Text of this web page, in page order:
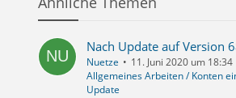
Nuetze
11. Juni 2020 um 18:34
Allgemeines Arbeiten / Konten
Update